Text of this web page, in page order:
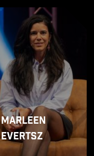
Marleen
Evertsz